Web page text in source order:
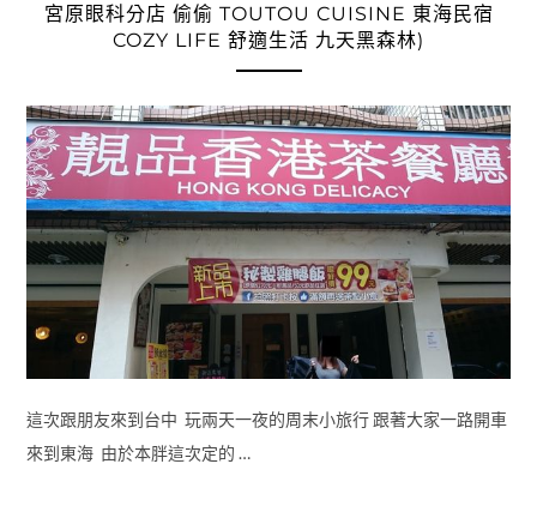
宮原眼科分店 偷偷 TOUTOU CUISINE 東海民宿
COZY LIFE 舒適生活 九天黑森林)
這次跟朋友來到台中 玩兩天一夜的周末小旅行 跟著大家一路開車
來到東海 由於本胖這次定的 …